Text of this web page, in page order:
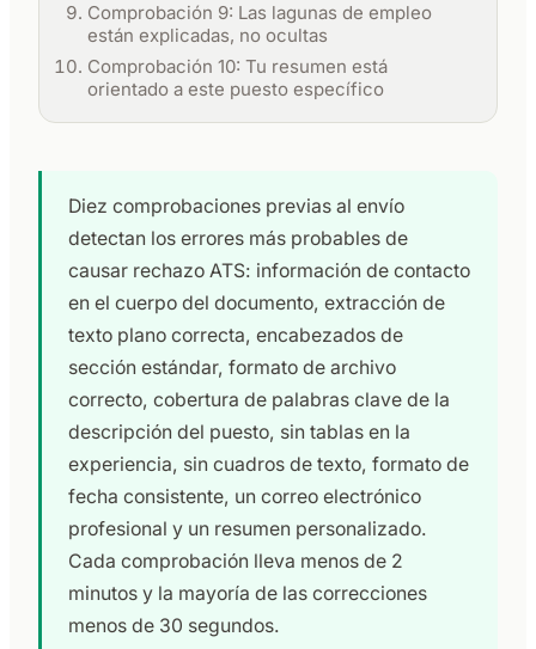
Comprobación 9: Las lagunas de empleo
están explicadas, no ocultas
Comprobación 10: Tu resumen está
orientado a este puesto específico
Diez comprobaciones previas al envío
detectan los errores más probables de
causar rechazo ATS: información de contacto
en el cuerpo del documento, extracción de
texto plano correcta, encabezados de
sección estándar, formato de archivo
correcto, cobertura de palabras clave de la
descripción del puesto, sin tablas en la
experiencia, sin cuadros de texto, formato de
fecha consistente, un correo electrónico
profesional y un resumen personalizado.
Cada comprobación lleva menos de 2
minutos y la mayoría de las correcciones
menos de 30 segundos.